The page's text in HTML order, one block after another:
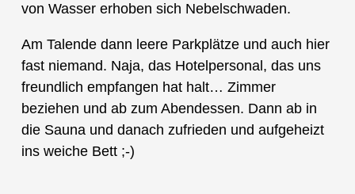
von Wasser erhoben sich Nebelschwaden.
Am Talende dann leere Parkplätze und auch hier
fast niemand. Naja, das Hotelpersonal, das uns
freundlich empfangen hat halt… Zimmer
beziehen und ab zum Abendessen. Dann ab in
die Sauna und danach zufrieden und aufgeheizt
ins weiche Bett ;-)